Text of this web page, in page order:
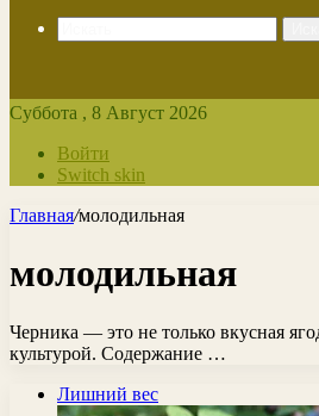
Суббота , 8 Август 2026
Войти
Switch skin
Главная/молодильная
молодильная
Черника — это не только вкусная
культурой. Содержание …
Лишний вес